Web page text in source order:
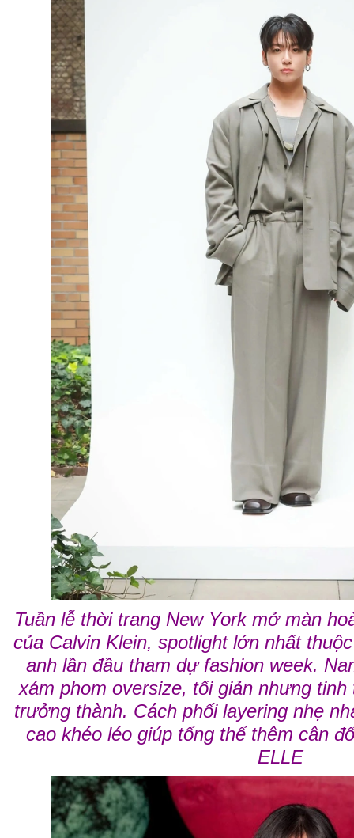
Tuần lễ thời trang New York mở màn
của Calvin Klein, spotlight lớn nhất
anh lần đầu tham dự fashion week.
xám phom oversize, tối giản nhưng
trưởng thành. Cách phối layering nhẹ
cao khéo léo giúp tổng thể thêm cân
ELLE